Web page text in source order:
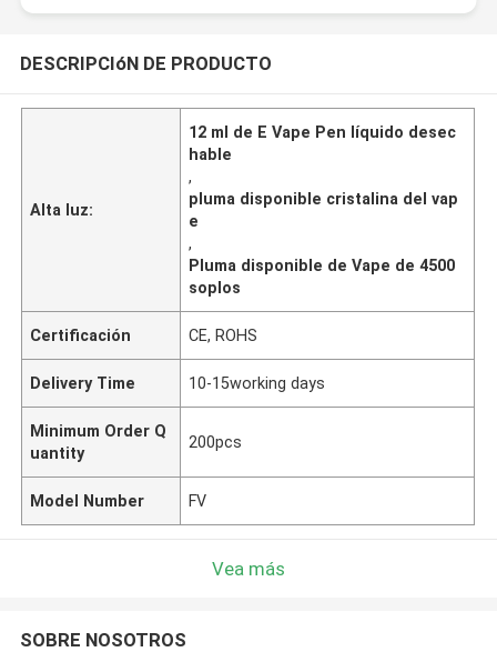
DESCRIPCIóN DE PRODUCTO
Alta luz:
12 ml de E Vape Pen líquido desec
hable
,
pluma disponible cristalina del vap
e
,
Pluma disponible de Vape de 4500
soplos
Certificación CE, ROHS
Delivery Time 10-15working days
Minimum Order Q
uantity
200pcs
Model Number FV
Vea más
SOBRE NOSOTROS